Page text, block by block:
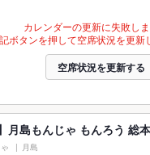
カレンダーの更新に失敗しま
ボタンを押して空席状況を更新
空席状況を更新する
月島もんじゃ もんろう 総
月島